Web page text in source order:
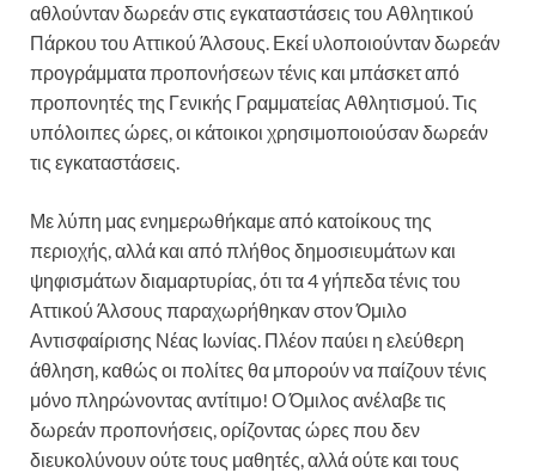
αθλούνταν δωρεάν στις εγκαταστάσεις του Αθλητικού
Πάρκου του Αττικού Άλσους. Εκεί υλοποιούνταν δωρεάν
προγράμματα προπονήσεων τένις και μπάσκετ από
προπονητές της Γενικής Γραμματείας Αθλητισμού. Τις
υπόλοιπες ώρες, οι κάτοικοι χρησιμοποιούσαν δωρεάν
τις εγκαταστάσεις.
Με λύπη μας ενημερωθήκαμε από κατοίκους της
περιοχής, αλλά και από πλήθος δημοσιευμάτων και
ψηφισμάτων διαμαρτυρίας, ότι τα 4 γήπεδα τένις του
Αττικού Άλσους παραχωρήθηκαν στον Όμιλο
Αντισφαίρισης Νέας Ιωνίας. Πλέον παύει η ελεύθερη
άθληση, καθώς οι πολίτες θα μπορούν να παίζουν τένις
μόνο πληρώνοντας αντίτιμο! Ο Όμιλος ανέλαβε τις
δωρεάν προπονήσεις, ορίζοντας ώρες που δεν
διευκολύνουν ούτε τους μαθητές, αλλά ούτε και τους